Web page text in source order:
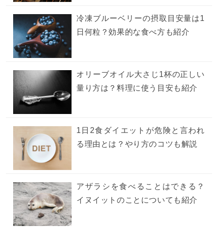
冷凍ブルーベリーの摂取目安量は1
日何粒？効果的な食べ方も紹介
オリーブオイル大さじ1杯の正しい
量り方は？料理に使う目安も紹介
1日2食ダイエットが危険と言われ
る理由とは？やり方のコツも解説
アザラシを食べることはできる？
イヌイットのことについても紹介